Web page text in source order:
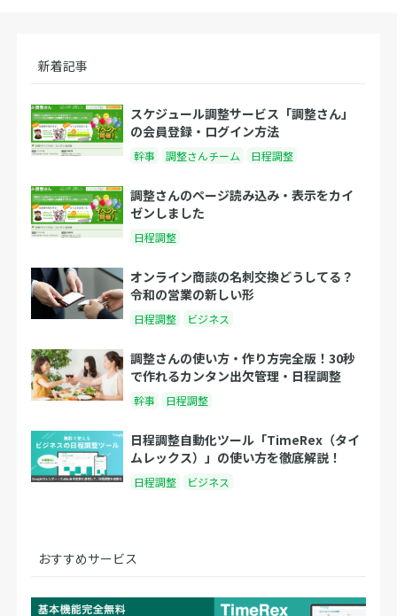
新着記事
スケジュール調整サービス「調整さん」
の会員登録・ログイン方法
幹事 調整さんチーム 日程調整
調整さんのページ読み込み・表示をカイ
ゼンしました
日程調整
オンライン商談の名刺交換どうしてる？
令和の営業の新しい形
日程調整 ビジネス
調整さんの使い方・作り方完全版！30秒
で作れるカンタン出欠管理・日程調整
幹事 日程調整
日程調整自動化ツール「TimeRex（タイ
ムレックス）」の使い方を徹底解説！
日程調整 ビジネス
おすすめサービス